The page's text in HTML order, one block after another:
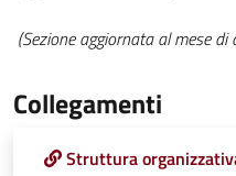
(Sezione aggiornata al mese
Collegamenti
Struttura